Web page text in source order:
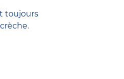
toujours